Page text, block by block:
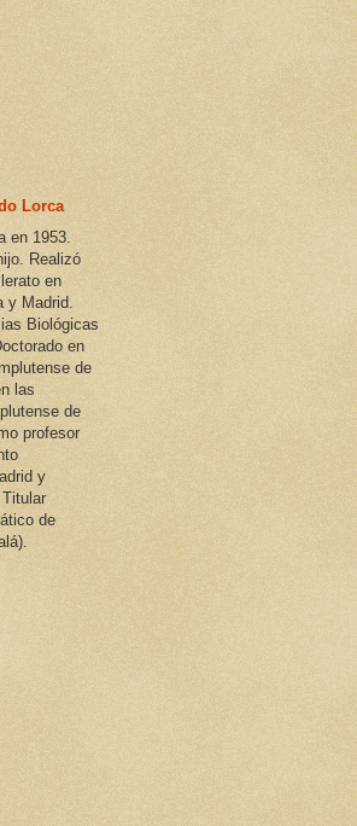
Lorca
en 1953.
Realizó
en
y Madrid.
Biológicas
en
de
las
de
profesor
y
de